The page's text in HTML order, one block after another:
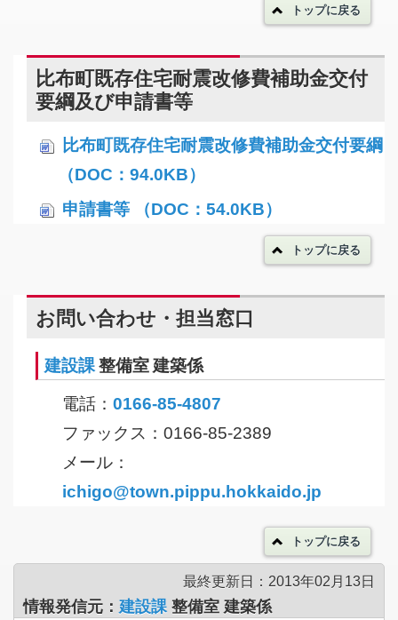
トップに戻る
比布町既存住宅耐震改修費補助金交付
要綱及び申請書等
比布町既存住宅耐震改修費補助金交付要綱
（DOC：94.0KB）
申請書等 （DOC：54.0KB）
トップに戻る
お問い合わせ・担当窓口
建設課整備室 建築係
電話： 0166-85-4807
ファックス：0166-85-2389
メール：
ichigo@town.pippu.hokkaido.jp
トップに戻る
最終更新日：2013年02月13日
情報発信元： 建設課 整備室 建築係